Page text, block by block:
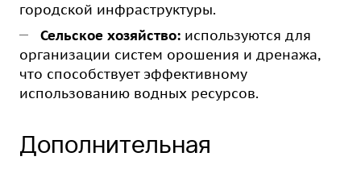
городской инфраструктуры.
Сельское хозяйство: используются для
организации систем орошения и дренажа,
что способствует эффективному
использованию водных ресурсов.
Дополнительная